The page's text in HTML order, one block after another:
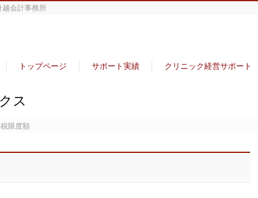
越会計事務所
トップページ サポート実績 クリニック経営サポート
ス
限度額